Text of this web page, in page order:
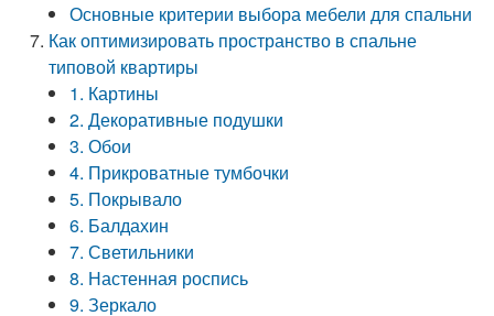
Основные критерии выбора мебели для спальни
Как оптимизировать пространство в спальне
типовой квартиры
1. Картины
2. Декоративные подушки
3. Обои
4. Прикроватные тумбочки
5. Покрывало
6. Балдахин
7. Светильники
8. Настенная роспись
9. Зеркало